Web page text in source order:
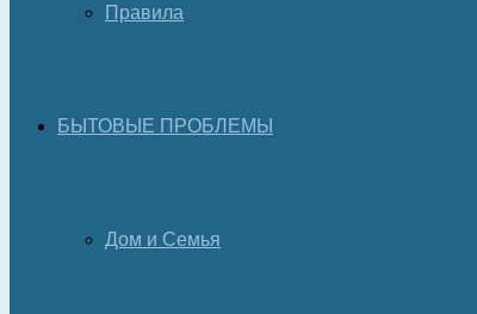
Правила
БЫТОВЫЕ ПРОБЛЕМЫ
Дом и Семья